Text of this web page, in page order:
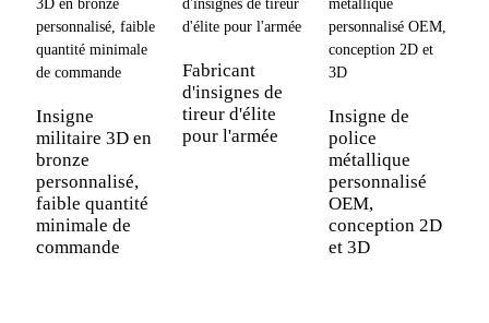
Insigne
militaire 3D en
bronze
personnalisé,
faible quantité
minimale de
commande
Fabricant
d'insignes de
tireur d'élite
pour l'armée
Insigne de
police
métallique
personnalisé
OEM,
conception 2D
et 3D